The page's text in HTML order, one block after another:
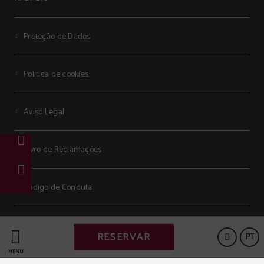
MENU
PT
RESERVAR
Proteção de Dados
Política de cookies
Aviso Legal
Livro de Reclamações
Código de Conduta
Powered by Keytel